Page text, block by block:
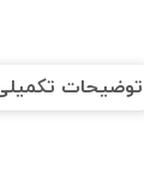
توضیحات